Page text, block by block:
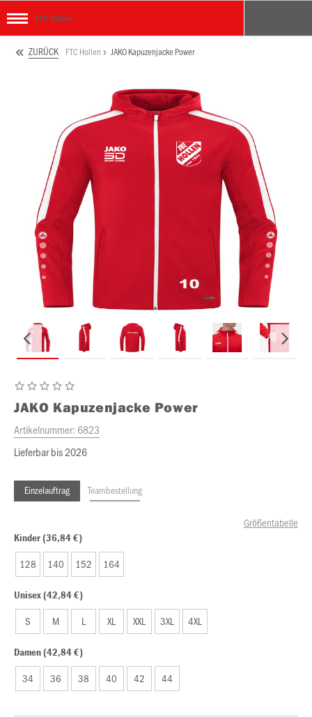
FTC Hollen
ZURÜCK FTC Hollen JAKO Kapuzenjacke Power
JAKO Kapuzenjacke Power
Artikelnummer: 6823
Lieferbar bis 2026
Einzelauftrag Teambestellung
Größentabelle
Kinder (36,84 €)
128 140 152 164
Unisex (42,84 €)
S M L XL XXL 3XL 4XL
Damen (42,84 €)
34 36 38 40 42 44